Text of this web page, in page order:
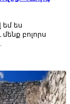
եմ ես
բոլորս